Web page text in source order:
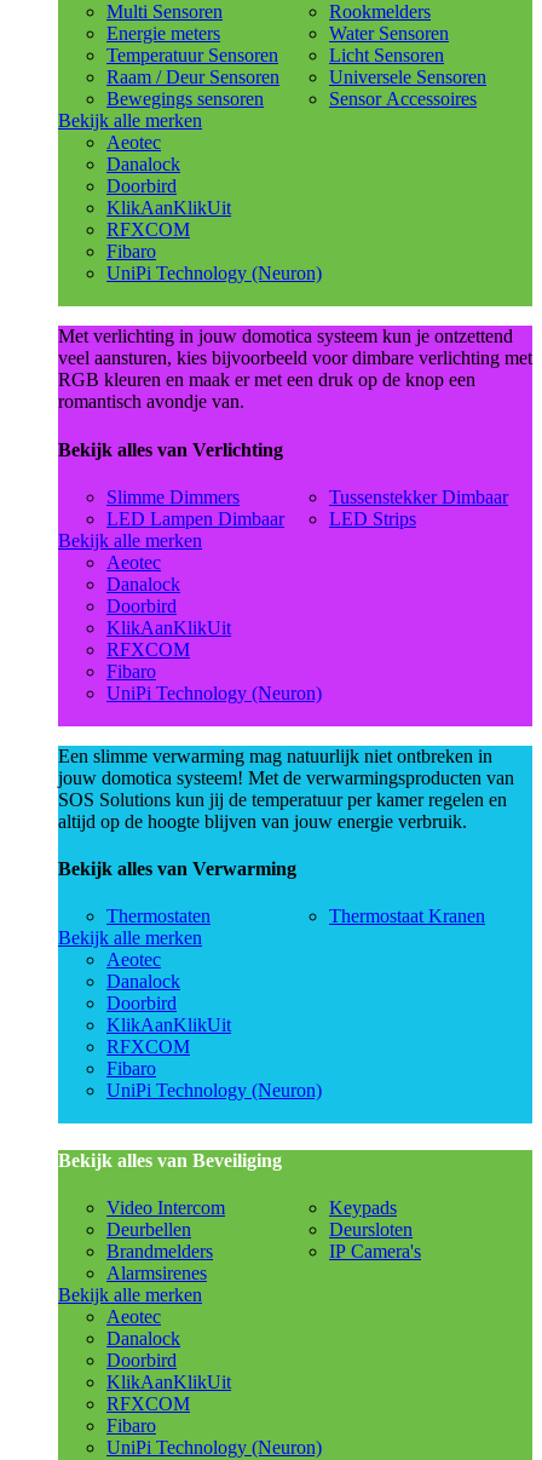
Multi Sensoren
Energie meters
Temperatuur Sensoren
Raam / Deur Sensoren
Bewegings sensoren
Rookmelders
Water Sensoren
Licht Sensoren
Universele Sensoren
Sensor Accessoires
Bekijk alle merken
Aeotec
Danalock
Doorbird
KlikAanKlikUit
RFXCOM
Fibaro
UniPi Technology (Neuron)
Met verlichting in jouw domotica systeem kun je ontzettend
veel aansturen, kies bijvoorbeeld voor dimbare verlichting met
RGB kleuren en maak er met een druk op de knop een
romantisch avondje van.
Bekijk alles van Verlichting
Slimme Dimmers
LED Lampen Dimbaar
Tussenstekker Dimbaar
LED Strips
Bekijk alle merken
Aeotec
Danalock
Doorbird
KlikAanKlikUit
RFXCOM
Fibaro
UniPi Technology (Neuron)
Een slimme verwarming mag natuurlijk niet ontbreken in
jouw domotica systeem! Met de verwarmingsproducten van
SOS Solutions kun jij de temperatuur per kamer regelen en
altijd op de hoogte blijven van jouw energie verbruik.
Bekijk alles van Verwarming
Thermostaten
Thermostaat Kranen
Bekijk alle merken
Aeotec
Danalock
Doorbird
KlikAanKlikUit
RFXCOM
Fibaro
UniPi Technology (Neuron)
Bekijk alles van Beveiliging
Video Intercom
Deurbellen
Brandmelders
Alarmsirenes
Keypads
Deursloten
IP Camera's
Bekijk alle merken
Aeotec
Danalock
Doorbird
KlikAanKlikUit
RFXCOM
Fibaro
UniPi Technology (Neuron)